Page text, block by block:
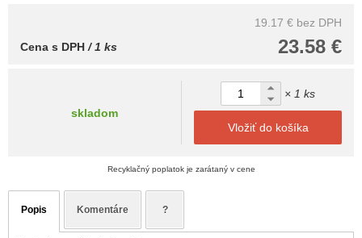
19.17 € bez DPH
23.58 €
Cena s DPH/ 1 ks
skladom
× 1 ks
Vložiť do košíka
Recyklačný poplatok je zarátaný v cene
Popis Komentáre ?